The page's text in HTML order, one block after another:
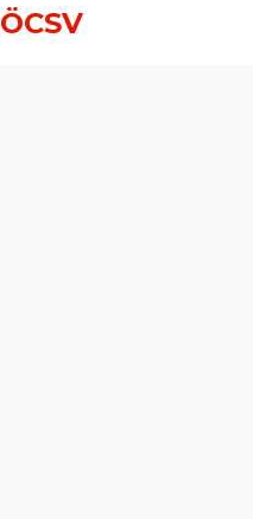
ÖCSV